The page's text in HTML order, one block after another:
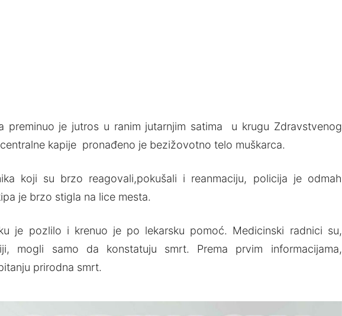
preminuo je jutros u ranim jutarnjim satima u krugu Zdravstvenog
kapije pronađeno je bezižovotno telo muškarca.
koji su brzo reagovali,pokušali i reanmaciju, policija je odmah
je brzo stigla na lice mesta.
je pozlilo i krenuo je po lekarsku pomoć. Medicinski radnici su,
mogli samo da konstatuju smrt. Prema prvim informacijama,
prirodna smrt.